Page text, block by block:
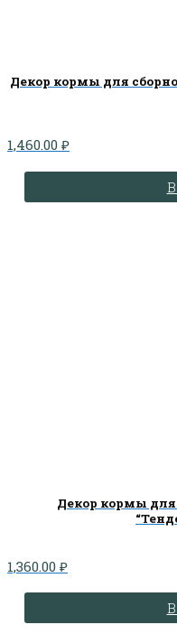
Декор кормы для
1,460.00 ₽
Декор кормы для
1,360.00 ₽